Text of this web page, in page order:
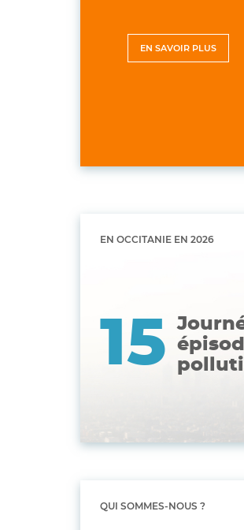
EN SAVOIR PLUS
EN OCCITANIE EN 2026
15
QUI SOMMES-NOUS ?